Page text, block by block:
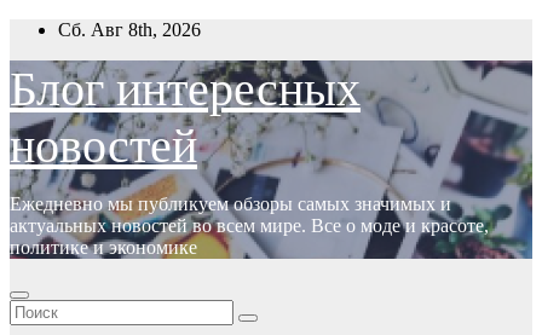
Перейти
содержимому
Сб. Авг 8th, 2026
Блог интересных
новостей
Ежедневно мы публикуем обзоры самых значимых и
актуальных новостей во всем мире. Все о моде и красоте,
политике и экономике